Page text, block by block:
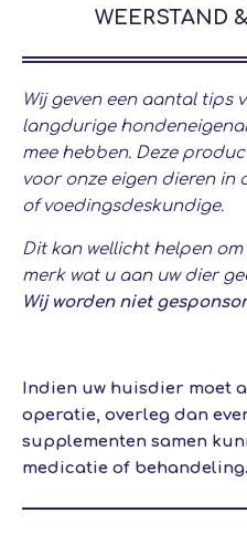
WEERSTAND
Wij geven een aantal tips
langdurige
mee hebben. Deze
voor onze eigen dieren in
of voedingsdeskundige.
Dit kan wellicht helpen
merk wat u aan uw dier
Wij worden niet
Indien uw huisdier moet
operatie, overleg dan
supplementen samen
medicatie of behandeling.